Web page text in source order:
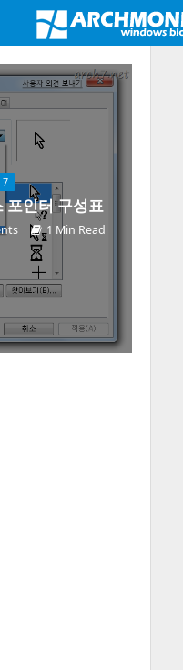
7
인터 구성표
1 Min Read